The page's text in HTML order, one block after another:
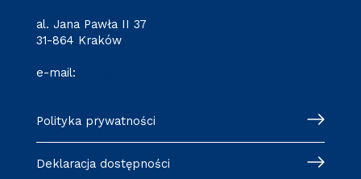
al. Jana Pawła II 37
31-864 Kraków
e-mail:
Polityka prywatności
Deklaracja dostępności